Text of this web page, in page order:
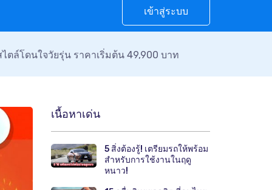
เข้าสู่ระบบ
ตล์โดนใจวัยรุ่น ราคาเริ่มต้น 49,900 บาท
เนื้อหาเด่น
5 สิ่งต้องรู้! เตรียมรถให้พร้อม
สำหรับการใช้งานในฤดู
หนาว!